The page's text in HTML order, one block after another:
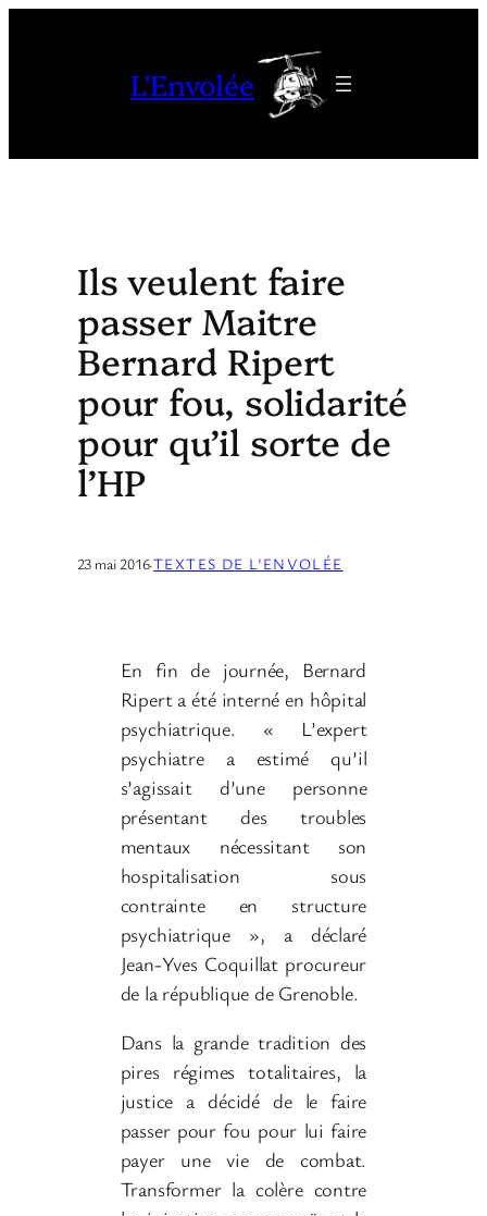
L'Envolée
Ils veulent faire
passer Maitre
Bernard Ripert
pour fou, solidarité
pour qu’il sorte de
l’HP
23 mai 2016·TEXTES DE L’ENVOLÉE
En fin de journée, Bernard
Ripert a été interné en hôpital
psychiatrique. « L’expert
psychiatre a estimé qu’il
s’agissait d’une personne
présentant des troubles
mentaux nécessitant son
hospitalisation sous
contrainte en structure
psychiatrique », a déclaré
Jean-Yves Coquillat procureur
de la république de Grenoble.
Dans la grande tradition des
pires régimes totalitaires, la
justice a décidé de le faire
passer pour fou pour lui faire
payer une vie de combat.
Transformer la colère contre